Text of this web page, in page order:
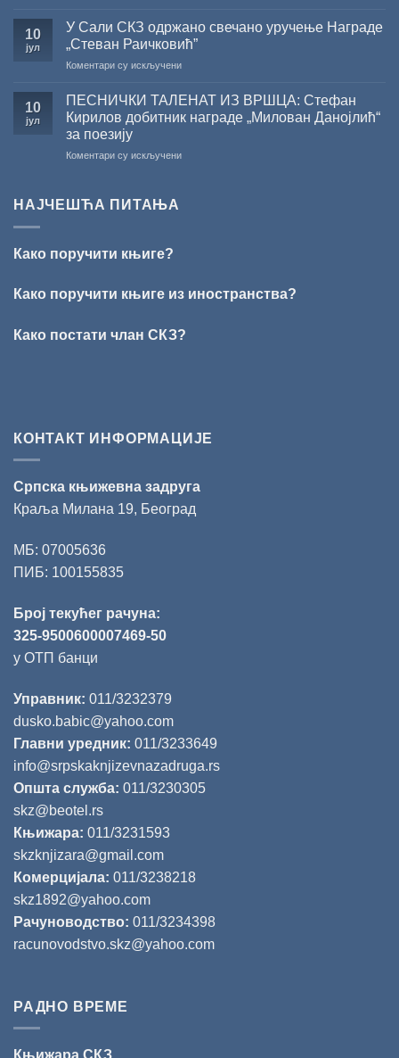
на
српском
2026.
ГОДИНУ
СНИЖЕЊЕ
10
јул
У Сали СКЗ одржано свечано уручење Награде
„Стеван Раичковић”
Коментари су искљученина
Сали
одржано
уручење
10
јул
ПЕСНИЧКИ ТАЛЕНАТ ИЗ ВРШЦА: Стефан
Кирилов добитник награде „Милован Данојлић“
за поезију
Коментари су искљученина
„Милован
поезију
НАЈЧЕШЋА ПИТАЊА
Како поручити књиге?
Како поручити књиге из иностранства?
Како постати члан СКЗ?
КОНТАКТ ИНФОРМАЦИЈЕ
Српска књижевна задруга
Краља Милана 19, Београд
МБ: 07005636
ПИБ: 100155835
Број текућег рачуна:
325-9500600007469-50
у ОТП банци
Управник: 011/3232379
dusko.babic@yahoo.com
Главни уредник: 011/3233649
info@srpskaknjizevnazadruga.rs
Општа служба: 011/3230305
skz@beotel.rs
Књижара: 011/3231593
skzknjizara@gmail.com
Комерцијала: 011/3238218
skz1892@yahoo.com
Рачуноводство: 011/3234398
racunovodstvo.skz@yahoo.com
РАДНО ВРЕМЕ
Књижара СКЗ